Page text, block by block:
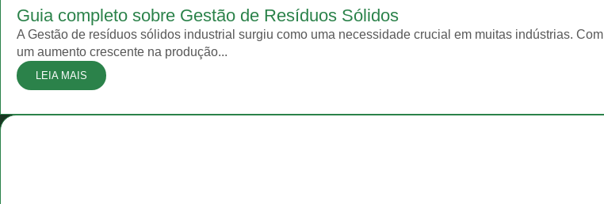
Guia completo sobre Gestão de Resíduos Sólidos
A Gestão de resíduos sólidos industrial surgiu como uma necessidade crucial em muitas indústrias. Com
um aumento crescente na produção...
LEIA MAIS